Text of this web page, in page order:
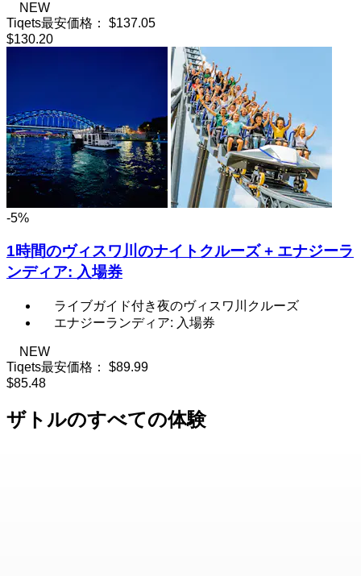
NEW
Tiqets最安価格：
$137.05
$130.20
-5%
1時間のヴィスワ川のナイトクルーズ + エナジーラ
ンディア: 入場券
ライブガイド付き夜のヴィスワ川クルーズ
エナジーランディア: 入場券
NEW
Tiqets最安価格：
$89.99
$85.48
ザトルのすべての体験